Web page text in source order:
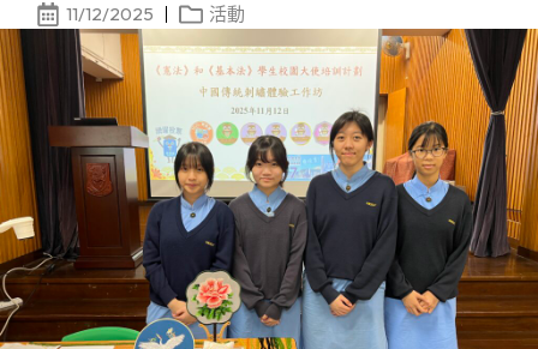
11/12/2025 活動